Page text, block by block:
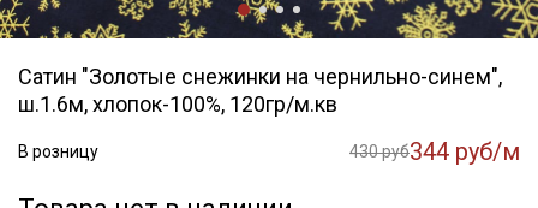
Сатин "Золотые снежинки на чернильно-синем",
ш.1.6м, хлопок-100%, 120гр/м.кв
В розницу 430 руб344 руб/м